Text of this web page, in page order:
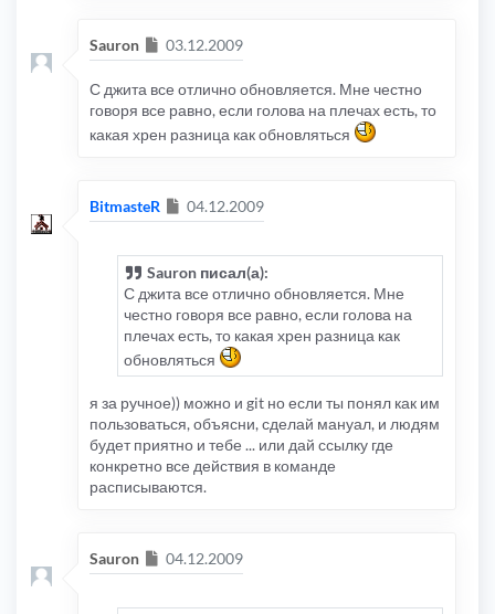
Sauron Сообщение
03.12.2009
С джита все отлично обновляется. Мне честно
говоря все равно, если голова на плечах есть, то
какая хрен разница как обновляться
BitmasteR Сообщение
04.12.2009
Sauron писал(а):
С джита все отлично обновляется. Мне
честно говоря все равно, если голова на
плечах есть, то какая хрен разница как
обновляться
я за ручное)) можно и git но если ты понял как им
пользоваться, объясни, сделай мануал, и людям
будет приятно и тебе ... или дай ссылку где
конкретно все действия в команде
расписываются.
Sauron Сообщение
04.12.2009